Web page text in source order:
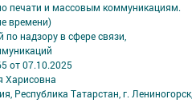
печати и массовым коммуникациям.
времени)
надзору в сфере связи,
от 07.10.2025
Харисовна
Республика Татарстан, г. Лениногорск,